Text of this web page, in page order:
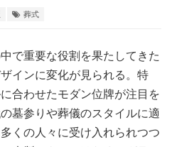
葬式
で重要な役割を果たしてきた
インに変化が見られる。 特
合わせたモダン位牌が注目を
墓参りや葬儀のスタイルに適
くの人々に受け入れられつつ